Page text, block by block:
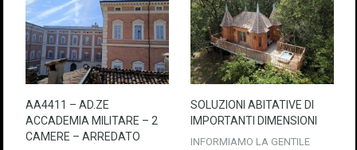
AA4411 – AD.ZE
ACCADEMIA MILITARE – 2
CAMERE – ARREDATO
SOLUZIONI ABITATIVE DI
IMPORTANTI DIMENSIONI
INFORMIAMO LA GENTILE